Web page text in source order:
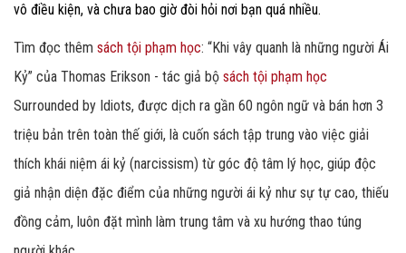
vô điều kiện, và chưa bao giờ đòi hỏi nơi bạn quá nhiều.
Tìm đọc thêm sách tội phạm học: “Khi vây quanh là những người Ái
Kỷ” của Thomas Erikson - tác giả bộ sách tội phạm học
Surrounded by Idiots, được dịch ra gần 60 ngôn ngữ và bán hơn 3
triệu bản trên toàn thế giới, là cuốn sách tập trung vào việc giải
thích khái niệm ái kỷ (narcissism) từ góc độ tâm lý học, giúp độc
giả nhận diện đặc điểm của những người ái kỷ như sự tự cao, thiếu
đồng cảm, luôn đặt mình làm trung tâm và xu hướng thao túng